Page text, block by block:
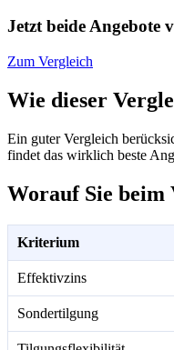
Jetzt beide Angebote
Zum Vergleich
Wie dieser
Ein guter Vergleich
findet das wirklich beste
Worauf Sie beim
Kriterium
Effektivzins
Sondertilgung